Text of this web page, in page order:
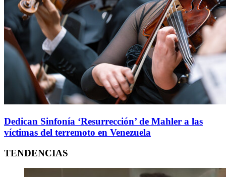
Dedican Sinfonía ‘Resurrección’ de Mahler a las
víctimas del terremoto en Venezuela
TENDENCIAS